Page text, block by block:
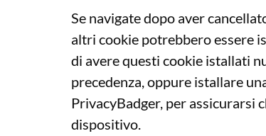
Se navigate dopo aver
altri cookie potrebbero essere
di avere questi cookie istallati
precedenza, oppure istallare
PrivacyBadger, per assicurarsi
dispositivo.